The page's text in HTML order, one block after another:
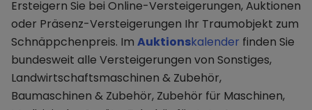
Ersteigern Sie bei Online-Versteigerungen, Auktionen
oder Präsenz-Versteigerungen Ihr Traumobjekt zum
Schnäppchenpreis. Im Auktionskalender finden Sie
bundesweit alle Versteigerungen von Sonstiges,
Landwirtschaftsmaschinen & Zubehör,
Baumaschinen & Zubehör, Zubehör für Maschinen,